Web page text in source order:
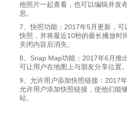
他照片一起查看，也可以编辑并发
息。
7、快照功能：2017年5月更新，可
快照，并将最近10秒的最长播放时
关闭内容后消失。
8、Snap Map功能：2017年6月推
可让用户在地图上与朋友分享位置。
9、允许用户添加快照链接：2017
允许用户添加快照链接，使他们能
站。